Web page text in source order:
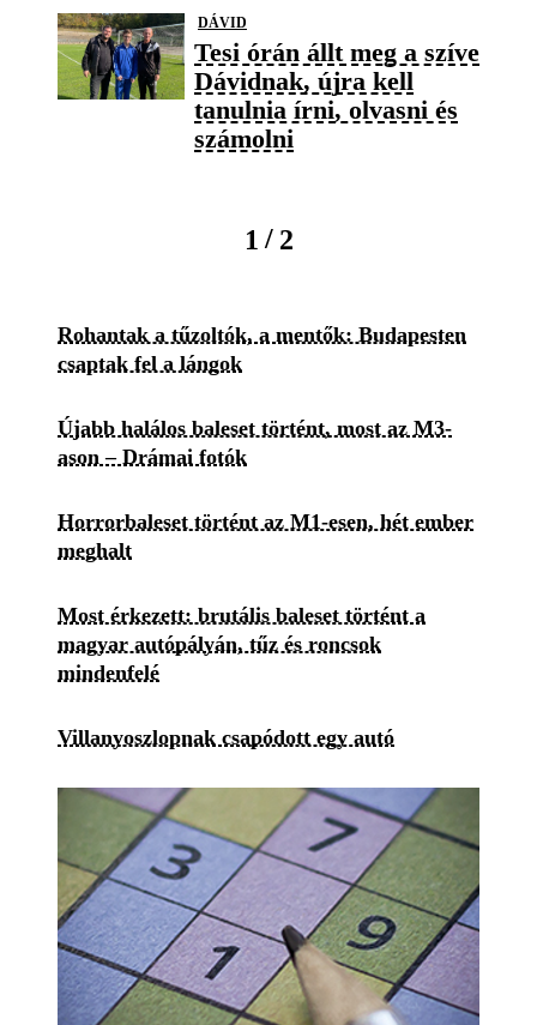
DÁVID
Tesi órán állt meg a szíve
Dávidnak, újra kell
tanulnia írni, olvasni és
számolni
1 / 2
Rohantak a tűzoltók, a mentők: Budapesten
csaptak fel a lángok
Újabb halálos baleset történt, most az M3-
ason – Drámai fotók
Horrorbaleset történt az M1-esen, hét ember
meghalt
Most érkezett: brutális baleset történt a
magyar autópályán, tűz és roncsok
mindenfelé
Villanyoszlopnak csapódott egy autó